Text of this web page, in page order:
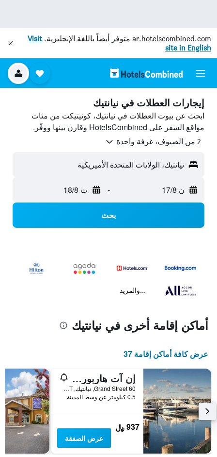
ar.hotelscombined.com متوفر أيضاً باللغة الإنجليزية.Visit
site in English
إيجارات العطلات في نيانتيك
ابحث عن بيوت العطلات في نيانتيك، كونيتيكت من مئات
مواقع السفر على HotelsCombined وقارن بينها ووفّر.
2 من الضيوف، غرفة واحدة
نيانتيك، الولايات المتحدة الأميريكية
ن 17/8 - ث 18/8
بحث
...والمزيد
أماكن إقامة أخرى في نيانتيك
عرض كافة أماكن إقامة 37
إن آت هاربور هيل مارينا
60 Grand Street, نيانتيك, CT, الولايات المتحدة الأميريكية
0.5 كيلومتر عن وسط المدينة
937 ﷼
عرض الصفقة